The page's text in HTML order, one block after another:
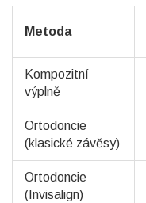
Metoda
Kompozitní
výplně
Ortodoncie
(klasické závěsy)
Ortodoncie
(Invisalign)